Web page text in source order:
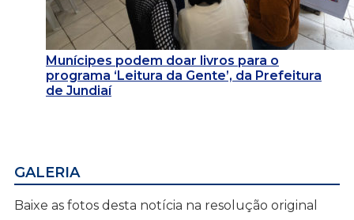
Munícipes podem doar livros para o
programa ‘Leitura da Gente’, da Prefeitura
de Jundiaí
GALERIA
Baixe as fotos desta notícia na resolução original